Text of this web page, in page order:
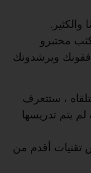
مختبرو
ويرشدونك
، ستتعرف
يتم تدريسها
تقنيات أقدم من